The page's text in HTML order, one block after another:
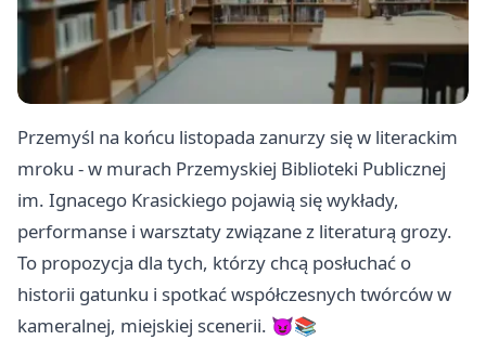
Przemyśl na końcu listopada zanurzy się w literackim
mroku - w murach Przemyskiej Biblioteki Publicznej
im. Ignacego Krasickiego pojawią się wykłady,
performanse i warsztaty związane z literaturą grozy.
To propozycja dla tych, którzy chcą posłuchać o
historii gatunku i spotkać współczesnych twórców w
kameralnej, miejskiej scenerii. 😈📚